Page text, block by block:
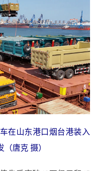
在山东港口烟台港装入
唐克 摄）